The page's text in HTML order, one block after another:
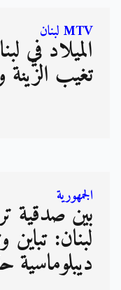
MTV لبنان
الميلاد في
تغيب
الجمهورية
بين صدقية
لبنان:
ديبلوماسية